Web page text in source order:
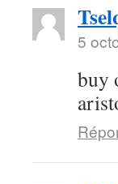
5
buy